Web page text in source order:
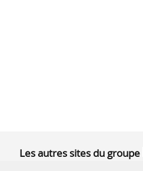
Les autres sites du groupe